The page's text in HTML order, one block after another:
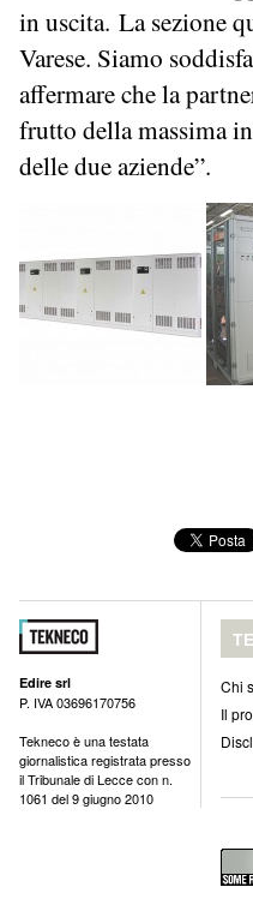
in uscita. La sezione
Varese. Siamo
affermare che la
frutto della massima
delle due aziende”.
Edire srl
P. IVA 03696170756
Tekneco è una testata
giornalistica registrata presso
il Tribunale di Lecce con n.
1061 del 9 giugno 2010
Chi
Il